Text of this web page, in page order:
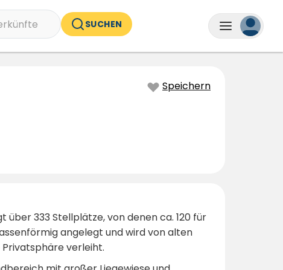
SUCHEN
Speichern
333 Stellplätze, von denen ca. 120 für
angelegt und wird von alten
verleiht.